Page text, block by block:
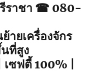
รีราชา ☎ 080-
ายเครื่องจักร
ที่สูง
ซฟตี้ 100% |